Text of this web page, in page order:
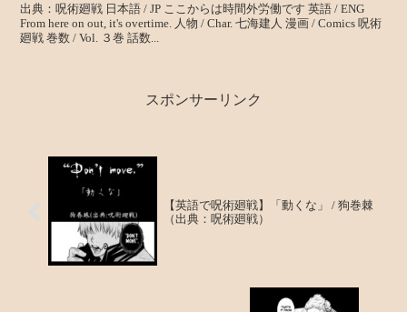
出典：呪術廻戦 日本語 / JP ここからは時間外労働です 英語 / ENG
From here on out, it's overtime. 人物 / Char. 七海建人 漫画 / Comics 呪術
廻戦 巻数 / Vol. ３巻 話数...
スポンサーリンク
【英語で呪術廻戦】「動くな」 / 狗巻棘
（出典：呪術廻戦）